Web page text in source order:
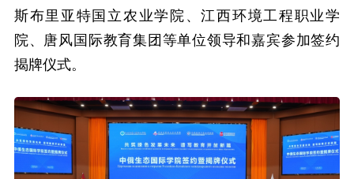
斯布里亚特国立农业学院、江西环境工程职业学
院、唐风国际教育集团等单位领导和嘉宾参加签约
揭牌仪式。